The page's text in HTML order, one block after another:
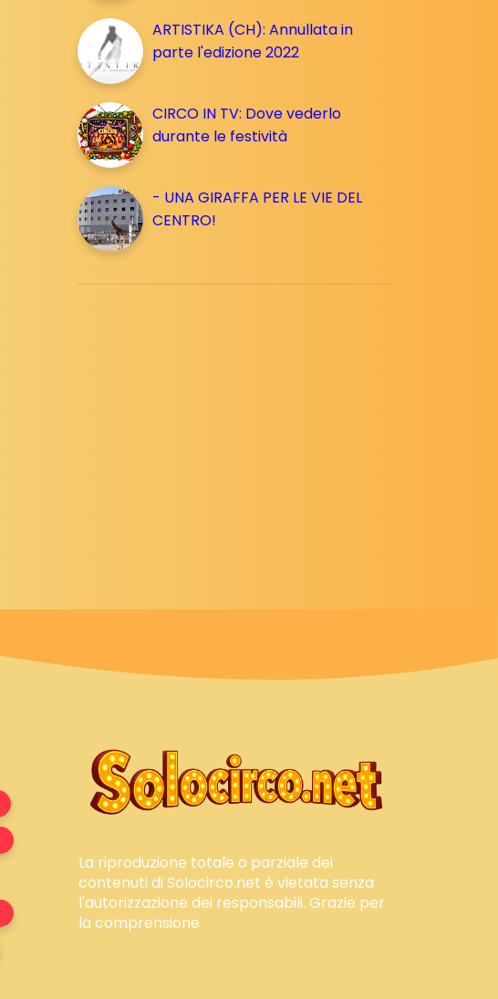
ARTISTIKA (CH): Annullata in
parte l'edizione 2022
CIRCO IN TV: Dove vederlo
durante le festività
- UNA GIRAFFA PER LE VIE DEL
CENTRO!
La riproduzione totale o parziale dei
contenuti di Solocirco.net è vietata senza
l'autorizzazione dei responsabili. Grazie per
la comprensione